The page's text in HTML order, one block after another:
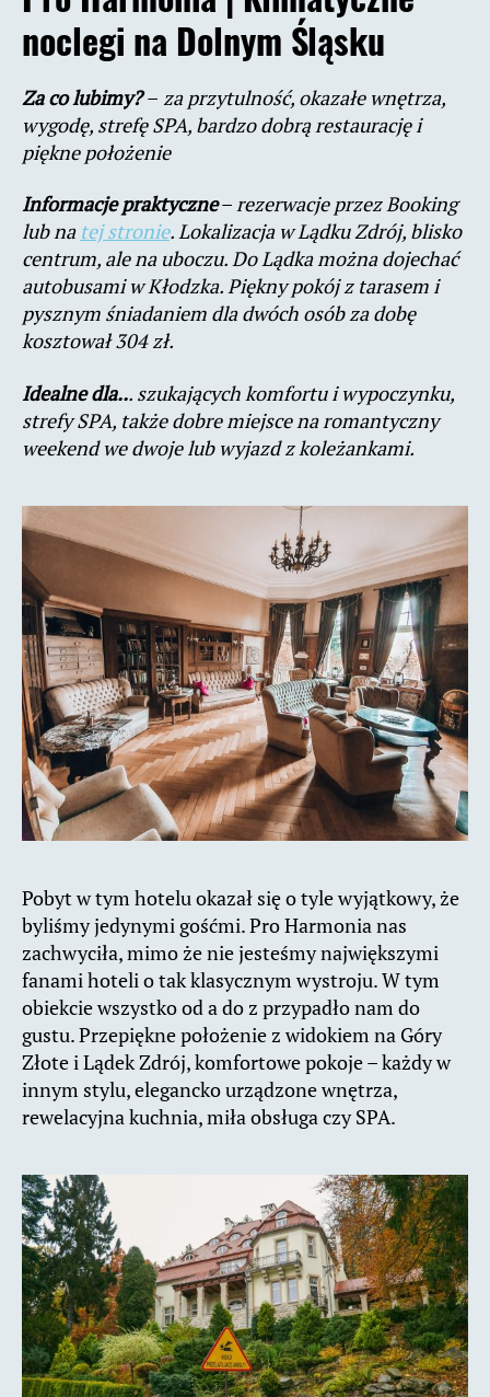
noclegi na Dolnym Śląsku
Za co lubimy? – za przytulność, okazałe wnętrza,
wygodę, strefę SPA, bardzo dobrą restaurację i
piękne położenie
Informacje praktyczne–rezerwacje przez Booking
lub na tej stronie. Lokalizacja w Lądku Zdrój, blisko
centrum, ale na uboczu. Do Lądka można dojechać
autobusami w Kłodzka. Piękny pokój z tarasem i
pysznym śniadaniem dla dwóch osób za dobę
kosztował 304 zł.
Idealne dla... szukających komfortu i wypoczynku,
strefy SPA, także dobre miejsce na romantyczny
weekend we dwoje lub wyjazd z koleżankami.
Pobyt w tym hotelu okazał się o tyle wyjątkowy, że
byliśmy jedynymi gośćmi. Pro Harmonia nas
zachwyciła, mimo że nie jesteśmy największymi
fanami hoteli o tak klasycznym wystroju. W tym
obiekcie wszystko od a do z przypadło nam do
gustu. Przepiękne położenie z widokiem na Góry
Złote i Lądek Zdrój, komfortowe pokoje – każdy w
innym stylu, elegancko urządzone wnętrza,
rewelacyjna kuchnia, miła obsługa czy SPA.